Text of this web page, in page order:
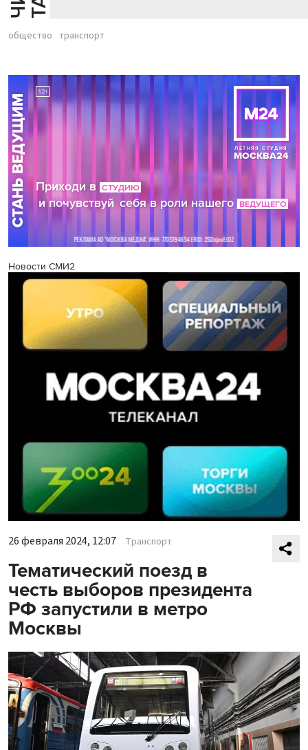
общество транспорт
Новости СМИ2
26 февраля 2024, 12:07 Транспорт
Тематический поезд в
честь выборов президента
РФ запустили в метро
Москвы